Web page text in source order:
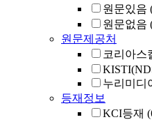
원문있음
원문없음
원문제공처
코리아스
누리미디
등재정보
KCI등재